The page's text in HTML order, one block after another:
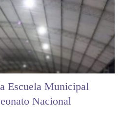
Escuela Municipal
Nacional